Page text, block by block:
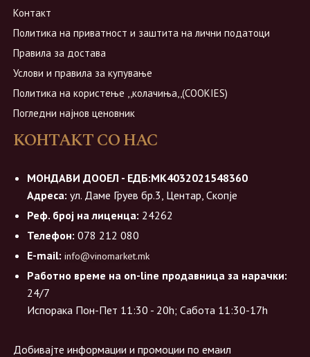
Контакт
Политика на приватност и заштита на лични податоци
Правила за достава
Услови и правила за купување
Политика на користење ,,колачиња,,(COOKIES)
Погледни најнов ценовник
КОНТАКТ СО НАС
МОНДАВИ ДООЕЛ - ЕДБ:МК4032021548360
Адреса: ул. Даме Груев бр.3, Центар, Скопје
Реф. број на лиценца: 24262
Телефон: 078 212 080
E-mail: info@vinomarket.mk
Работно време на on-line продавница за нарачки:
24/7
Испорака Пон-Пет 11:30 - 20h; Сабота 11:30-17h
Добивајте информации и промоции по емаил